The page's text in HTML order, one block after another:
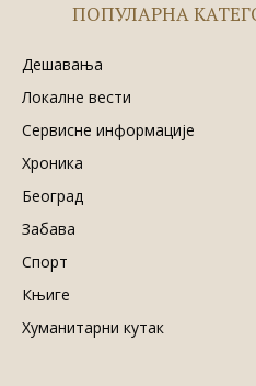
ПОПУЛАРНА
Дешавања
Локалне вести
Сервисне информације
Хроника
Београд
Забава
Спорт
Књиге
Хуманитарни кутак